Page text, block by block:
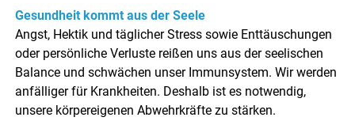
Gesundheit kommt aus der Seele
Angst, Hektik und täglicher Stress sowie Enttäuschungen
oder persönliche Verluste reißen uns aus der seelischen
Balance und schwächen unser Immunsystem. Wir werden
anfälliger für Krankheiten. Deshalb ist es notwendig,
unsere körpereigenen Abwehrkräfte zu stärken.